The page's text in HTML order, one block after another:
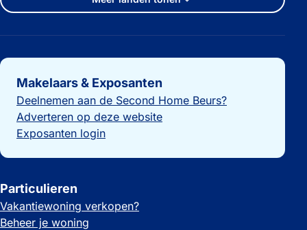
Belangrijke links
Makelaars & Exposanten
Deelnemen aan de Second Home Beurs?
Adverteren op deze website
Exposanten login
Particulieren
Vakantiewoning verkopen?
Beheer je woning